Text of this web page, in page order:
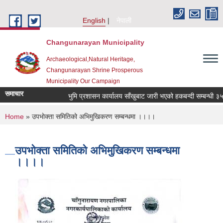
English
नेपाली
Changunarayan Municipality
Archaeological,Natural Heritage,
Changunarayan Shrine Prosperous
Municipality Our Campaign
समाचार भुमि प्रशासन कार्यालय साँखुबाट जारी भएको हकबन्दी सम्बन्धी ३५
You are here
Home » उपभाेक्ता समितिको अभिमुखिकरण सम्बन्धमा ।।।।
उपभाेक्ता समितिको अभिमुखिकरण सम्बन्धमा
।।।।